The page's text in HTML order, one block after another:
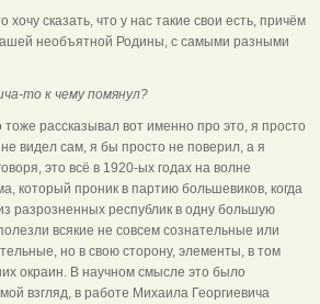
хочу сказать, что у нас такие свои есть, причём
необъятной Родины, с самыми разными
то к чему помянул?
тоже рассказывал вот именно про это, я просто
видел сам, я бы просто не поверил, а я
это всё в 1920-ых годах на волне
который проник в партию большевиков, когда
разрозненных республик в одну большую
всякие не совсем сознательные или
но в свою сторону, элементы, в том
окраин. В научном смысле это было
взгляд, в работе Михаила Георгиевича